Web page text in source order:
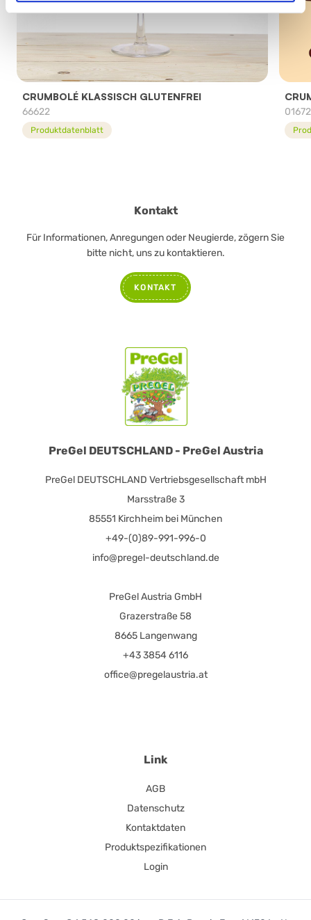
CRUMBOLÉ KLASSISCH GLUTENFREI
66622
Produktdatenblatt
01672
PreGel DEUTSCHLAND - PreGel Austria
PreGel DEUTSCHLAND Vertriebsgesellschaft mbH
Marsstraße 3
85551 Kirchheim bei München
+49-(0)89-991-996-0
info@pregel-deutschland.de
PreGel Austria GmbH
Grazerstraße 58
8665 Langenwang
+43 3854 6116
office@pregelaustria.at
Link
AGB
Datenschutz
Kontaktdaten
Produktspezifikationen
Login
Kontakt
Für Informationen, Anregungen oder Neugierde, zögern Sie
bitte nicht, uns zu kontaktieren.
KONTAKT